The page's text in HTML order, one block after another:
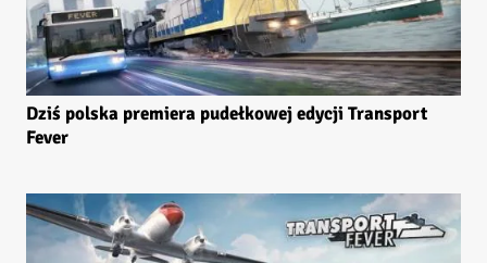
Dziś polska premiera pudełkowej edycji Transport
Fever